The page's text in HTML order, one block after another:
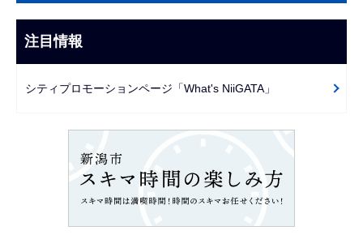
こ
ま
で
ビ
ー
注目情報
シティプロモーションページ「What's NiiGATA」